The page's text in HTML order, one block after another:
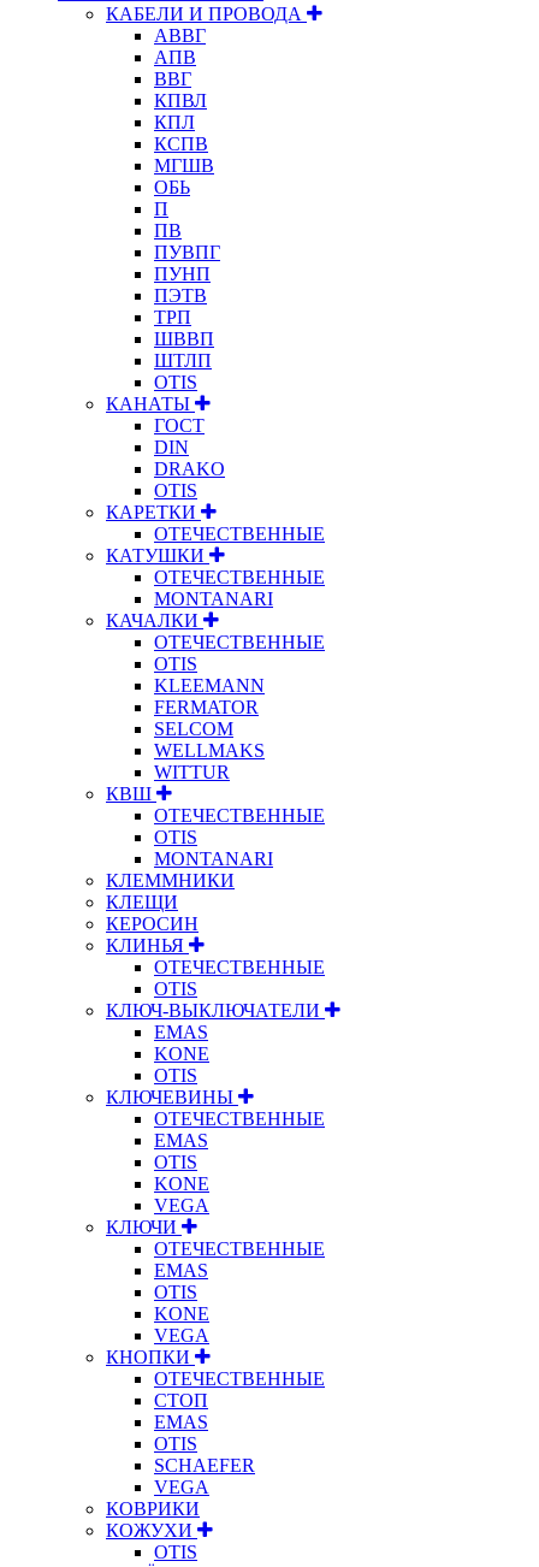
КАБЕЛИ И ПРОВОДА
АВВГ
АПВ
ВВГ
КПВЛ
КПЛ
КСПВ
МГШВ
ОБЬ
П
ПВ
ПУВПГ
ПУНП
ПЭТВ
ТРП
ШВВП
ШТЛП
OTIS
КАНАТЫ
ГОСТ
DIN
DRAKO
OTIS
КАРЕТКИ
ОТЕЧЕСТВЕННЫЕ
КАТУШКИ
ОТЕЧЕСТВЕННЫЕ
MONTANARI
КАЧАЛКИ
ОТЕЧЕСТВЕННЫЕ
OTIS
KLEEMANN
FERMATOR
SELCOM
WELLMAKS
WITTUR
КВШ
ОТЕЧЕСТВЕННЫЕ
OTIS
MONTANARI
КЛЕММНИКИ
КЛЕЩИ
КЕРОСИН
КЛИНЬЯ
ОТЕЧЕСТВЕННЫЕ
OTIS
КЛЮЧ-ВЫКЛЮЧАТЕЛИ
EMAS
KONE
OTIS
КЛЮЧЕВИНЫ
ОТЕЧЕСТВЕННЫЕ
EMAS
OTIS
KONE
VEGA
КЛЮЧИ
ОТЕЧЕСТВЕННЫЕ
EMAS
OTIS
KONE
VEGA
КНОПКИ
ОТЕЧЕСТВЕННЫЕ
СТОП
EMAS
OTIS
SCHAEFER
VEGA
КОВРИКИ
КОЖУХИ
OTIS